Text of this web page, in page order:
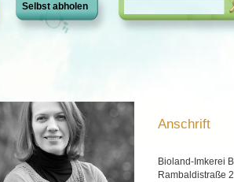
Selbst abholen
Anschrift
Bioland-Imkerei
Rambaldistraße